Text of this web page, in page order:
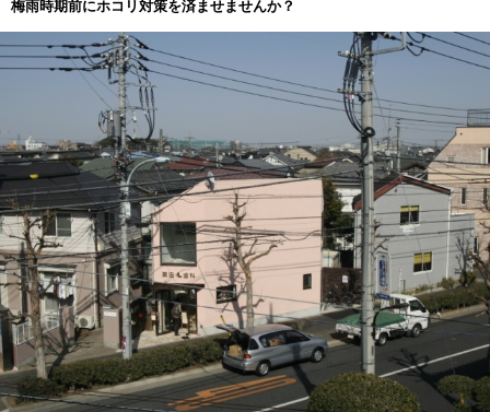
梅雨時期前にホコリ対策を済ませませんか？